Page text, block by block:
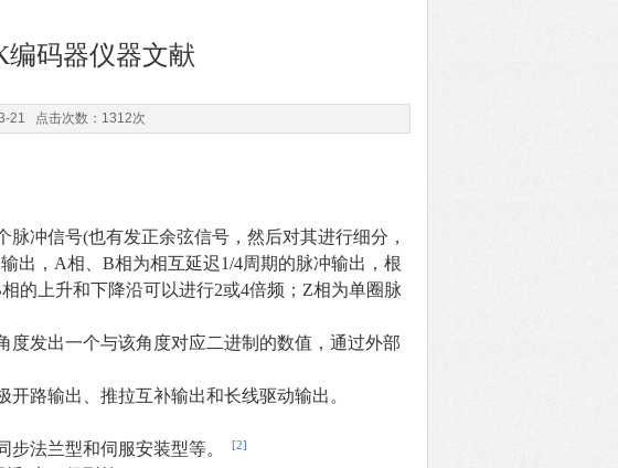
编码器仪器文献
21 点击次数：1312次
冲信号(也有发正余弦信号，然后对其进行细分，
出，A相、B相为相互延迟1/4周期的脉冲输出，根
的上升和下降沿可以进行2或4倍频；Z相为单圈脉
度发出一个与该角度对应二进制的数值，通过外部
路输出、推拉互补输出和长线驱动输出。
步法兰型和伺服安装型等。
[2]